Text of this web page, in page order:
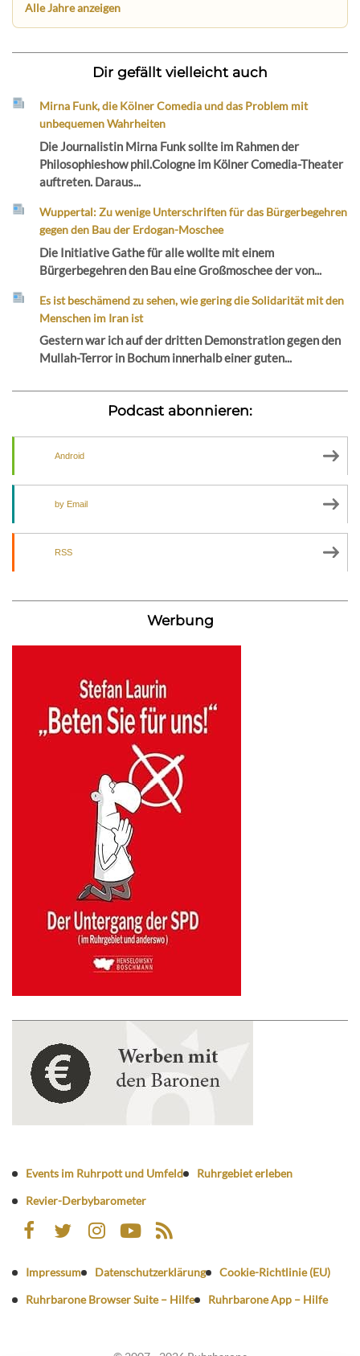
Alle Jahre anzeigen
Dir gefällt vielleicht auch
Mirna Funk, die Kölner Comedia und das Problem mit
unbequemen Wahrheiten
Die Journalistin Mirna Funk sollte im Rahmen der
Philosophieshow phil.Cologne im Kölner Comedia-Theater
auftreten. Daraus...
Wuppertal: Zu wenige Unterschriften für das Bürgerbegehren
gegen den Bau der Erdogan-Moschee
Die Initiative Gathe für alle wollte mit einem
Bürgerbegehren den Bau eine Großmoschee der von...
Es ist beschämend zu sehen, wie gering die Solidarität mit den
Menschen im Iran ist
Gestern war ich auf der dritten Demonstration gegen den
Mullah-Terror in Bochum innerhalb einer guten...
Podcast abonnieren:
Android
by Email
RSS
Werbung
Events im Ruhrpott und Umfeld
Ruhrgebiet erleben
Revier-Derbybarometer
Impressum Datenschutzerklärung
Cookie-Richtlinie (EU)
Ruhrbarone Browser Suite – Hilfe
Ruhrbarone App – Hilfe